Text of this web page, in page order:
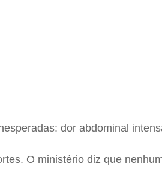
dor abdominal
O ministério diz que